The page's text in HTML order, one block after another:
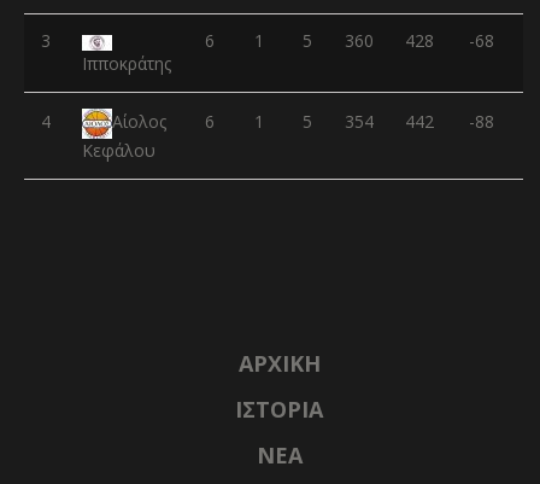
3
Ιπποκράτης
6 1 5 360 428 -68
4
Αίολος
Κεφάλου
6 1 5 354 442 -88
ΑΡΧΙΚΉ
ΙΣΤΟΡΊΑ
NΈΑ